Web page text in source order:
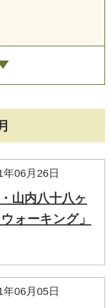
06月26日
山内八十八ヶ
ォーキング」
06月05日